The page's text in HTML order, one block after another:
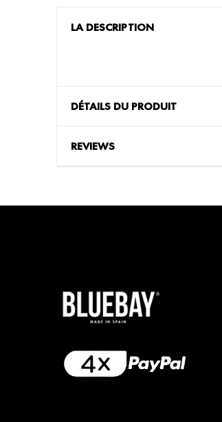
LA DESCRIPTION
DÉTAILS DU PRODUIT
REVIEWS